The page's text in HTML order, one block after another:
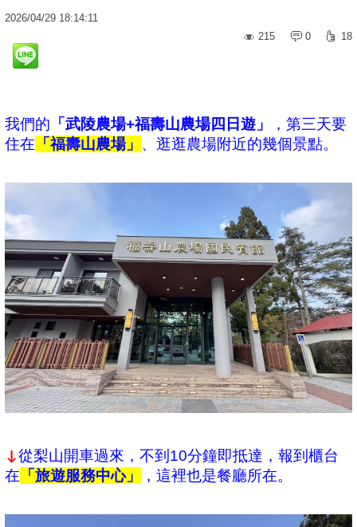
2026/04/29 18:14:11
215
0 18
我們的 「武陵農場+福壽山農場四日遊」
，第三天要
住在 「福壽山農場」 、逛逛農場附近的幾個景點。
↓從梨山開車過來，不到10分鐘即抵達，報到櫃台
在 「旅遊服務中心」 ，這裡也是餐廳所在。